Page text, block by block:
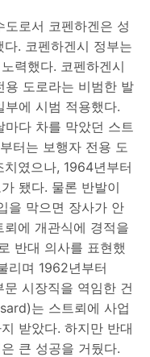
로서 코펜하겐은 성
. 코펜하겐시 정부는
력했다. 코펜하겐시
용 도로라는 비범한 발
에 시범 적용했다.
다 차를 막았던 스트
터는 보행자 전용 도
였으나, 1964년부터
됐다. 물론 반발이
을 막으면 장사가 안
에 개관식에 경적을
반대 의사를 표현했
리며 1962년부터
시장직을 역임한 건
는 스트뢰에 사업
받았다. 하지만 반대
큰 성공을 거뒀다.